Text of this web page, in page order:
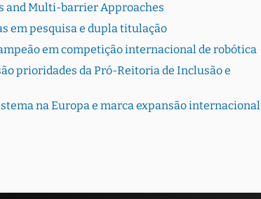
and Multi-barrier Approaches
em pesquisa e dupla titulação
em competição internacional de robótica
prioridades da Pró-Reitoria de Inclusão e
na Europa e marca expansão internacional